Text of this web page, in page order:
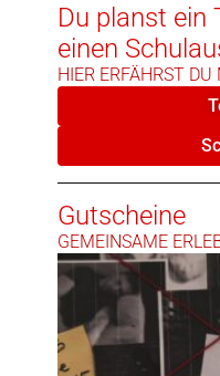
Du planst ein
einen
HIER ERFÄHRST DU
Gutscheine
GEMEINSAME